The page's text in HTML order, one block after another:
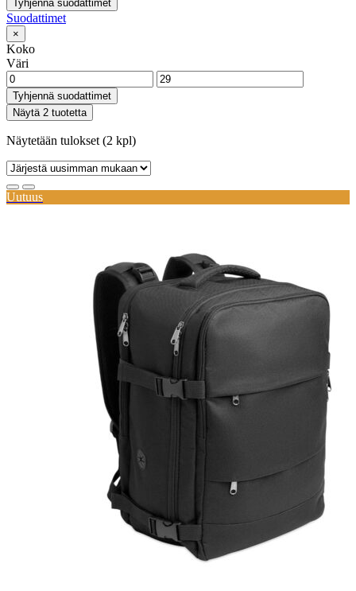
Tyhjennä suodattimet
Suodattimet
×
Koko
Väri
Tyhjennä suodattimet
Näytä 2 tuotetta
Näytetään tulokset (2 kpl)
Uutuus